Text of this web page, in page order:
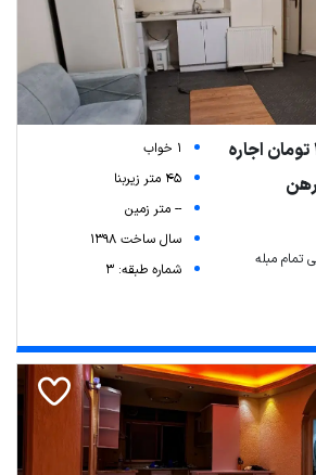
تمام مبله
1 خواب
45 متر زیربنا
-- متر زمین
سال ساخت 1398
شماره طبقه: 3